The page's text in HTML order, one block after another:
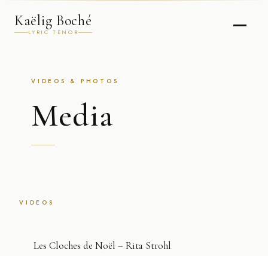
Kaëlig Boché
LYRIC TENOR
VIDEOS & PHOTOS
Media
VIDEOS
Les Cloches de Noël – Rita Strohl